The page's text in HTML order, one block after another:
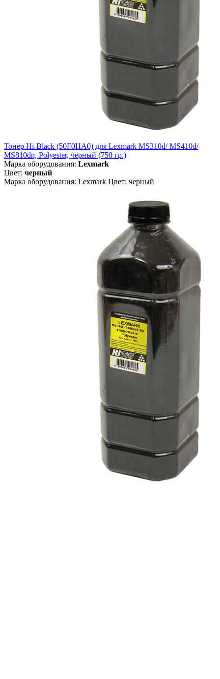
Тонер Hi-Black (50F0HA0) для Lexmark MS310d/ MS410d/
MS810dn, Polyester, чёрный (750 гр.)
Марка оборудования: Lexmark
Цвет: черный
Марка оборудования: Lexmark Цвет: черный